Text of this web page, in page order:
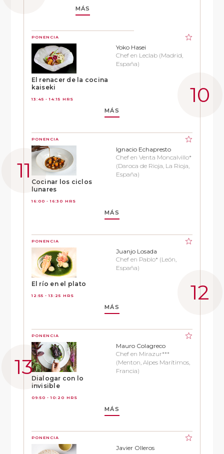
MÁS
PONENCIA
El renacer de la cocina
kaiseki
13:45 - 14:15 HRS
Yoko Hasei
Chef en Leclab (Madrid,
España)
MÁS
PONENCIA
Cocinar los ciclos
lunares
16:00 - 16:30 HRS
Ignacio Echapresto
Chef en Venta Moncalvillo*
(Daroca de Rioja, La Rioja,
España)
MÁS
PONENCIA
El río en el plato
12:55 - 13:25 HRS
Juanjo Losada
Chef en Pablo* (León,
España)
MÁS
PONENCIA
Dialogar con lo
invisible
09:50 - 10:20 HRS
Mauro Colagreco
Chef en Mirazur***
(Menton, Alpes Marítimos,
Francia)
MÁS
PONENCIA
Javier Olleros